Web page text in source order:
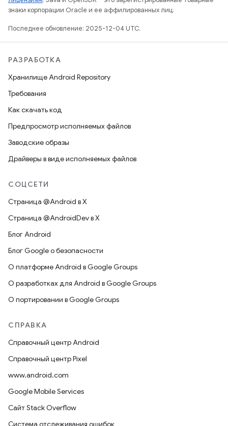
знаки корпорации Oracle и ее аффилированных лиц.
Последнее обновление: 2025-12-04 UTC.
РАЗРАБОТКА
Хранилище Android Repository
Требования
Как скачать код
Предпросмотр исполняемых файлов
Заводские образы
Драйверы в виде исполняемых файлов
СОЦСЕТИ
Страница @Android в X
Страница @AndroidDev в X
Блог Android
Блог Google о безопасности
О платформе Android в Google Groups
О разработках для Android в Google Groups
О портировании в Google Groups
СПРАВКА
Справочный центр Android
Справочный центр Pixel
www.android.com
Google Mobile Services
Сайт Stack Overflow
Система отслеживания ошибок